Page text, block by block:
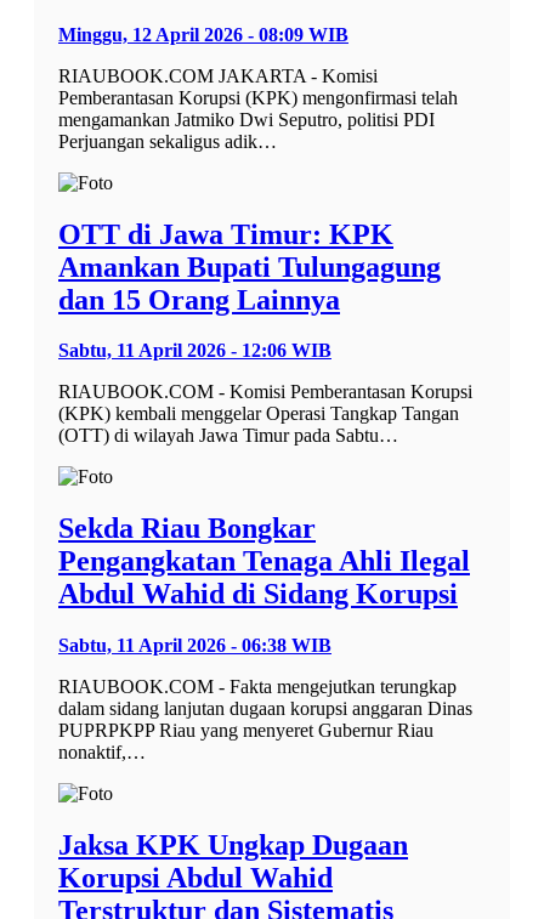
Minggu, 12 April 2026 - 08:09 WIB
RIAUBOOK.COM JAKARTA - Komisi
Pemberantasan Korupsi (KPK) mengonfirmasi telah
mengamankan Jatmiko Dwi Seputro, politisi PDI
Perjuangan sekaligus adik…
OTT di Jawa Timur: KPK
Amankan Bupati Tulungagung
dan 15 Orang Lainnya
Sabtu, 11 April 2026 - 12:06 WIB
RIAUBOOK.COM - Komisi Pemberantasan Korupsi
(KPK) kembali menggelar Operasi Tangkap Tangan
(OTT) di wilayah Jawa Timur pada Sabtu…
Sekda Riau Bongkar
Pengangkatan Tenaga Ahli Ilegal
Abdul Wahid di Sidang Korupsi
Sabtu, 11 April 2026 - 06:38 WIB
RIAUBOOK.COM - Fakta mengejutkan terungkap
dalam sidang lanjutan dugaan korupsi anggaran Dinas
PUPRPKPP Riau yang menyeret Gubernur Riau
nonaktif,…
Jaksa KPK Ungkap Dugaan
Korupsi Abdul Wahid
Terstruktur dan Sistematis